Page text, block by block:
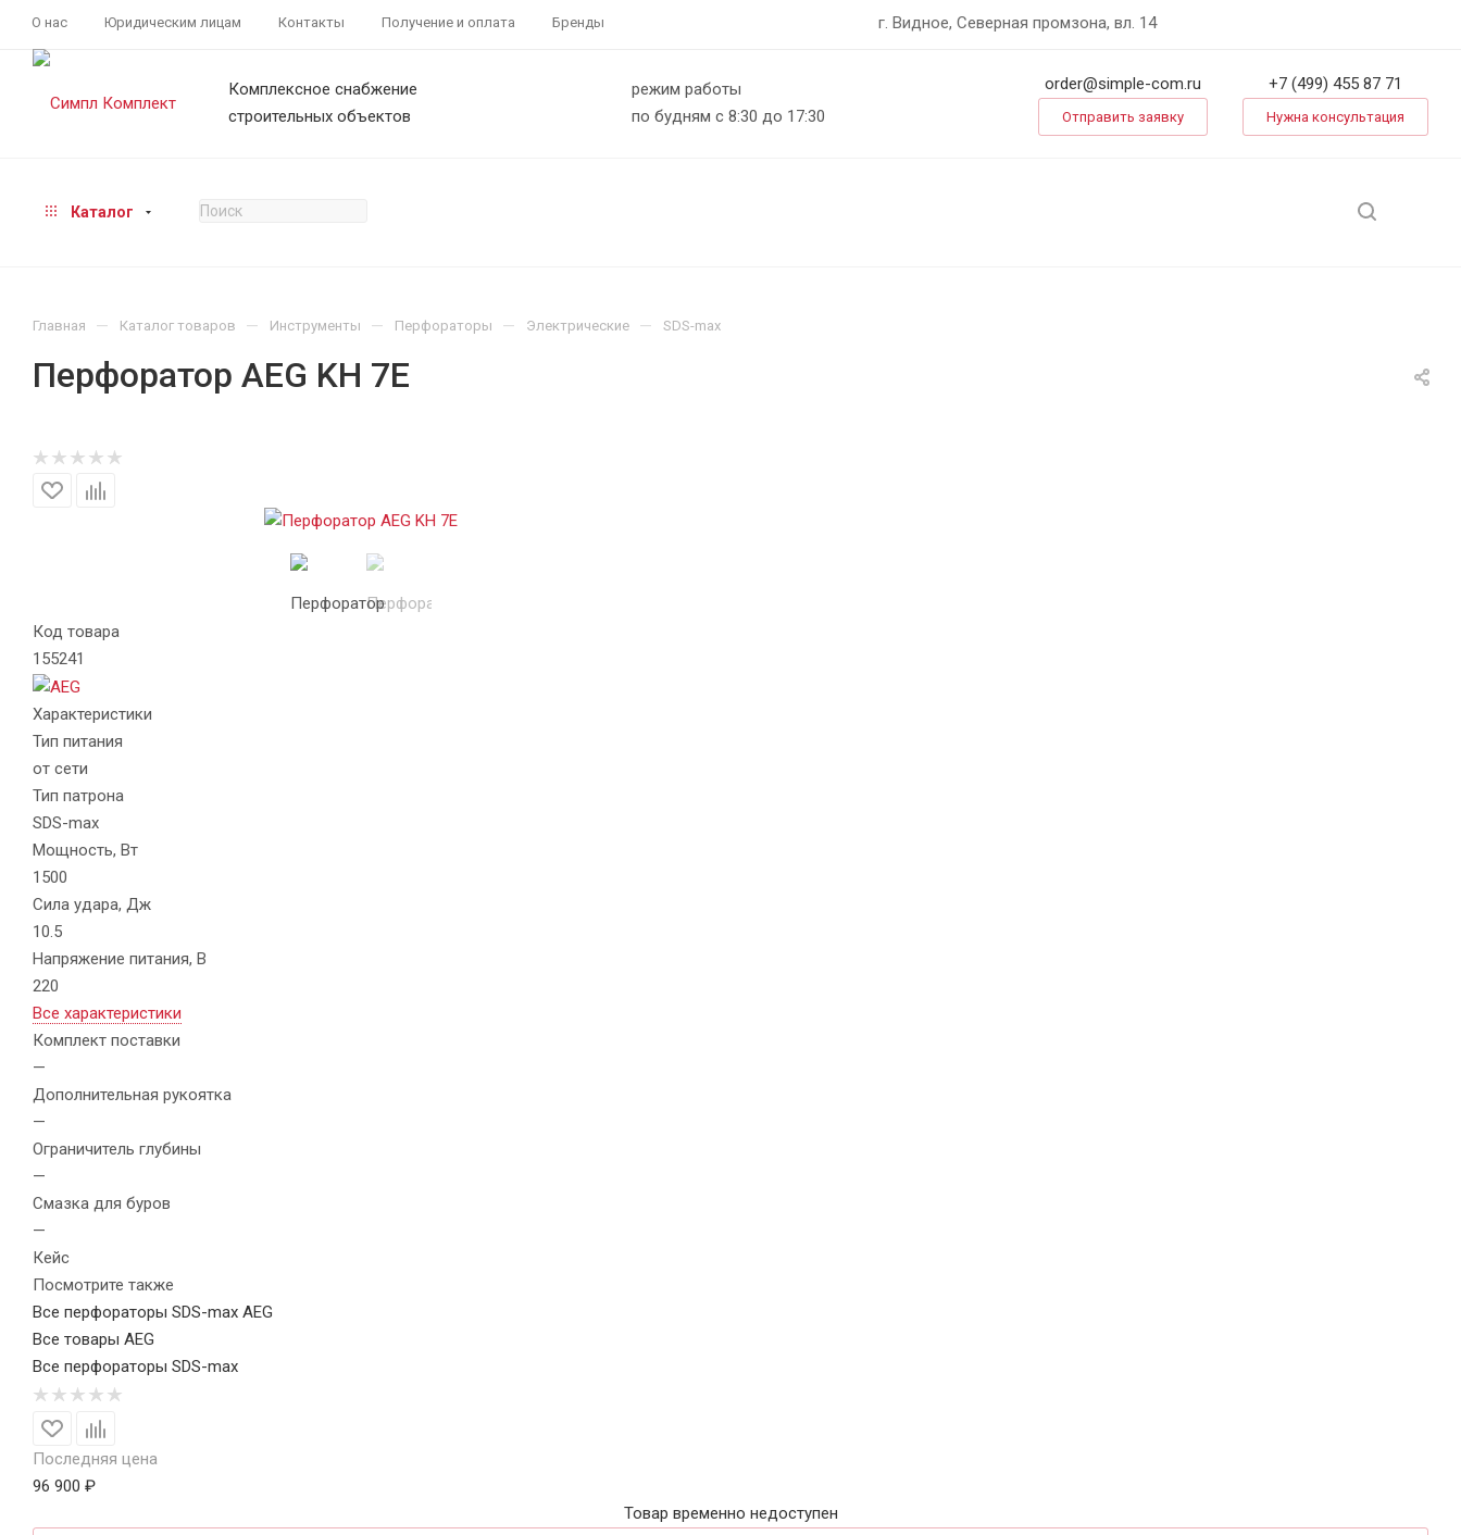
О нас Юридическим лицам Контакты Получение и оплата Бренды г. Видное, Северная промзона, вл. 14
Комплексное снабжение
строительных объектов
режим работы
по будням с 8:30 до 17:30
order@simple-com.ru
Отправить заявку
+7 (499) 455 87 71
Нужна консультация
Каталог
Главная — Каталог товаров — Инструменты — Перфораторы — Электрические — SDS-max
Перфоратор AEG KH 7E
Код товара
155241
Характеристики
Тип питания
от сети
Тип патрона
SDS-max
Мощность, Вт
1500
Сила удара, Дж
10.5
Напряжение питания, В
220
Все характеристики
Комплект поставки
—
Дополнительная рукоятка
—
Ограничитель глубины
—
Смазка для буров
—
Кейс
Посмотрите также
Все перфораторы SDS-max AEG
Все товары AEG
Все перфораторы SDS-max
Последняя цена
96 900 ₽
Товар временно недоступен